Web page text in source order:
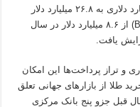
دلار می بود، در سال ۱۴۰۳ با رشد ۵.۸ میلیارد دلاری به ۲۶.۸ میلیارد دلار
رسید. این چنین، مازاد تراز پرداخت‌ها (BOP) از ۸.۶ میلیارد دلار در سال
و تراز پرداخت‌ها این امکان
طلا از بازارهای جهانی تعلق
قبل جزو پنج بانک مرکزی